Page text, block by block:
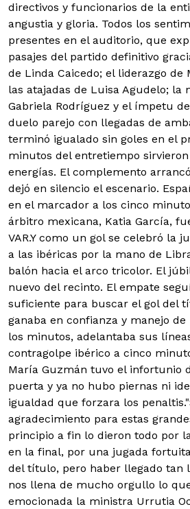
directivos y funcionarios de la
angustia y gloria. Todos los
presentes en el auditorio, que
pasajes del partido definitivo
de Linda Caicedo; el liderazgo de
las atajadas de Luisa Agudelo; la
Gabriela Rodríguez y el ímpetu
duelo parejo con llegadas de
terminó igualado sin goles en el
minutos del entretiempo
energías. El complemento
dejó en silencio el escenario.
en el marcador a los cinco
árbitro mexicana, Katia García,
VAR.Y como un gol se celebró la
a las ibéricas por la mano de
balón hacia el arco tricolor. El
nuevo del recinto. El empate
suficiente para buscar el gol del
ganaba en confianza y manejo
los minutos, adelantaba sus
contragolpe ibérico a cinco
María Guzmán tuvo el infortunio
puerta y ya no hubo piernas ni
igualdad que forzara los penaltis.
agradecimiento para estas
principio a fin lo dieron todo por
en la final, por una jugada
del título, pero haber llegado tan
nos llena de mucho orgullo lo
emocionada la ministra Urrutia